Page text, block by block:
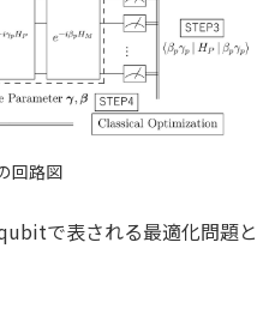
回路図
で表される最適化問題と